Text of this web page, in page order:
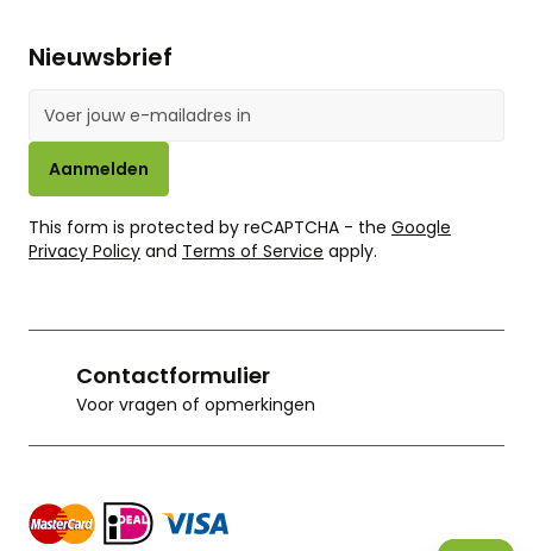
Nieuwsbrief
Aanmelden
This form is protected by reCAPTCHA - the Google
Privacy Policy and Terms of Service apply.
Contactformulier
Voor vragen of opmerkingen